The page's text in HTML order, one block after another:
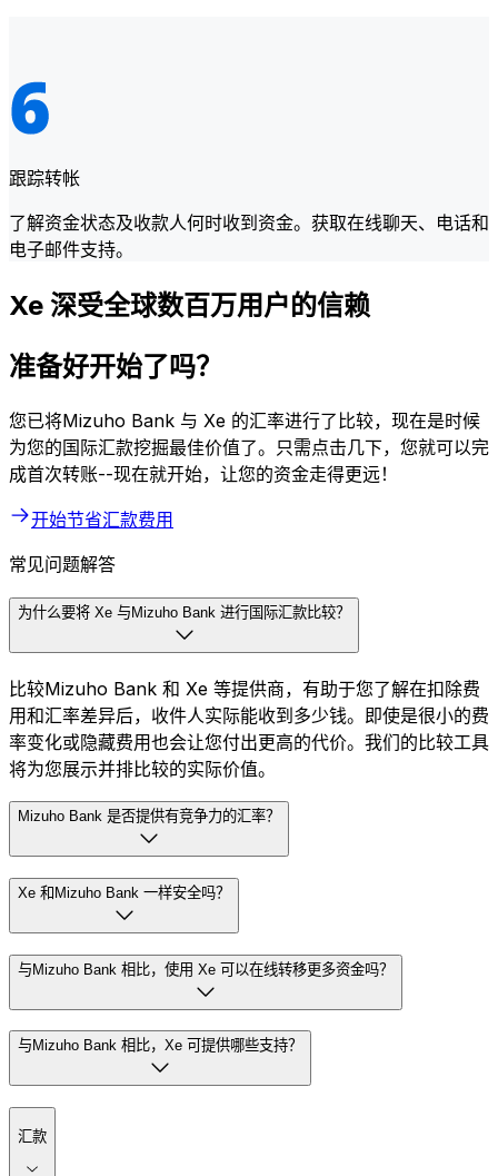
跟踪转帐
了解资金状态及收款人何时收到资金。获取在线聊天、电话和
电子邮件支持。
Xe 深受全球数百万用户的信赖
准备好开始了吗？
您已将Mizuho Bank 与 Xe 的汇率进行了比较，现在是时候
为您的国际汇款挖掘最佳价值了。只需点击几下，您就可以完
成首次转账--现在就开始，让您的资金走得更远！
开始节省汇款费用
常见问题解答
为什么要将 Xe 与Mizuho Bank 进行国际汇款比较？
比较Mizuho Bank 和 Xe 等提供商，有助于您了解在扣除费
用和汇率差异后，收件人实际能收到多少钱。即使是很小的费
率变化或隐藏费用也会让您付出更高的代价。我们的比较工具
将为您展示并排比较的实际价值。
Mizuho Bank 是否提供有竞争力的汇率？
Xe 和Mizuho Bank 一样安全吗？
与Mizuho Bank 相比，使用 Xe 可以在线转移更多资金吗？
与Mizuho Bank 相比，Xe 可提供哪些支持？
汇款